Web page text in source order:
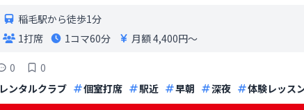
稲毛駅から徒歩1分
1打席
1コマ60分 月額 4,400円〜
0
0
レンタルクラブ 個室打席 駅近 早朝 深夜 体験レッス